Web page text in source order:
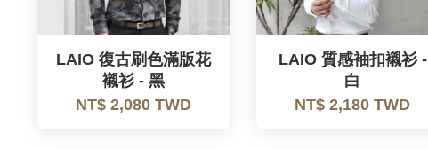
LAIO 復古刷色滿版花
襯衫 - 黑
NT$ 2,080 TWD
LAIO 質感袖扣襯衫 -
白
NT$ 2,180 TWD